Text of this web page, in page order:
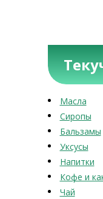
Масла
Сиропы
Бальзамы
Уксусы
Напитки
Кофе и
Чай